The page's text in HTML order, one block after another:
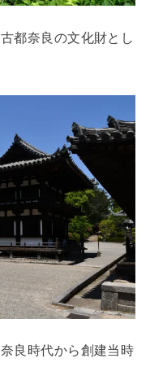
都奈良の文化財とし
良時代から創建当時